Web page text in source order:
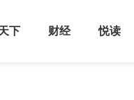
下 财经 悦读